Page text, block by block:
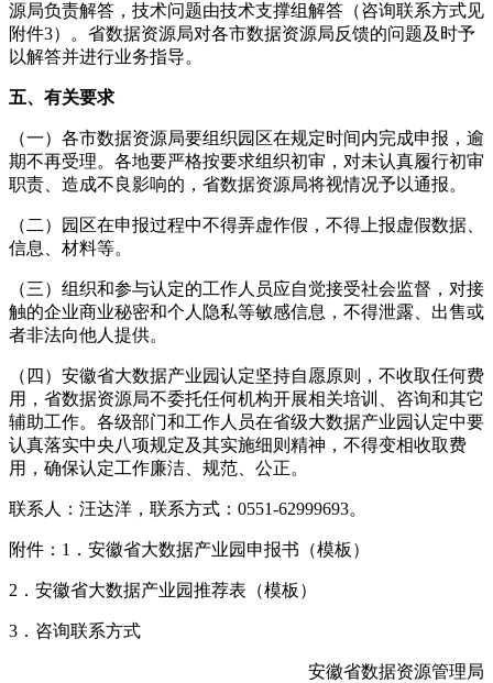
源局负责解答，技术问题由技术支撑组解答（咨询联系方式见
附件3）。省数据资源局对各市数据资源局反馈的问题及时予
以解答并进行业务指导。
五、有关要求
（一）各市数据资源局要组织园区在规定时间内完成申报，逾
期不再受理。各地要严格按要求组织初审，对未认真履行初审
职责、造成不良影响的，省数据资源局将视情况予以通报。
（二）园区在申报过程中不得弄虚作假，不得上报虚假数据、
信息、材料等。
（三）组织和参与认定的工作人员应自觉接受社会监督，对接
触的企业商业秘密和个人隐私等敏感信息，不得泄露、出售或
者非法向他人提供。
（四）安徽省大数据产业园认定坚持自愿原则，不收取任何费
用，省数据资源局不委托任何机构开展相关培训、咨询和其它
辅助工作。各级部门和工作人员在省级大数据产业园认定中要
认真落实中央八项规定及其实施细则精神，不得变相收取费
用，确保认定工作廉洁、规范、公正。
联系人：汪达洋，联系方式：0551-62999693。
附件：1．安徽省大数据产业园申报书（模板）
2．安徽省大数据产业园推荐表（模板）
3．咨询联系方式
安徽省数据资源管理局